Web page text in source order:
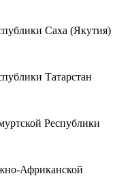
Саха (Якутия)
Татарстан
Республики
Африканской